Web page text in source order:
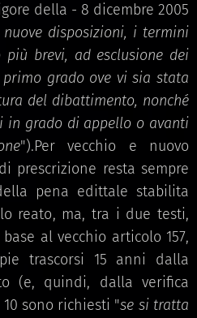
della - 8 dicembre 2005
disposizioni, i termini
brevi, ad esclusione dei
grado ove vi sia stata
del dibattimento, nonché
in grado di appello o avanti
").Per vecchio e nuovo
prescrizione resta sempre
pena edittale stabilita
reato, ma, tra i due testi,
al vecchio articolo 157,
trascorsi 15 anni dalla
(e, quindi, dalla verifica
sono richiesti "se si tratta